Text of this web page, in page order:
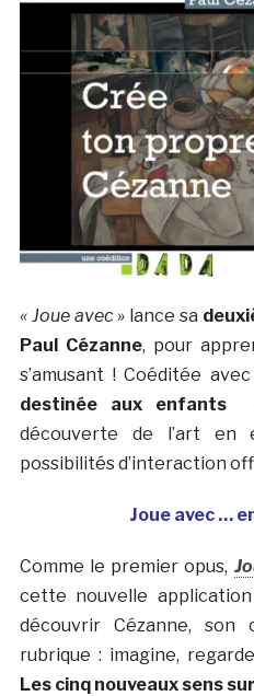
« Joue avec » lance sa
Paul Cézanne, pour
s’amusant ! Coéditée avec
destinée aux enfants
découverte de l’art en
possibilités d’interaction
Joue avec …
Comme le premier opus,
cette nouvelle
découvrir Cézanne,
rubrique : imagine,
Les cinq nouveaux sens